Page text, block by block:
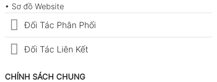
• Sơ đồ Website
Đối Tác Phân Phối
Đối Tác Liên Kết
CHÍNH SÁCH CHUNG